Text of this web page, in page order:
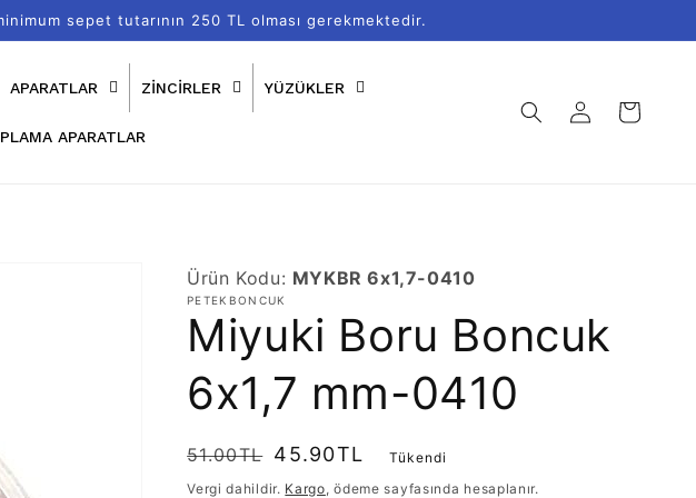
sepet tutarının 250 TL olması gerekmektedir.
APARATLAR ZİNCİRLER YÜZÜKLER
APARATLAR
Oturum
Sepet
Ürün Kodu: MYKBR 6x1,7-0410
PETEKBONCUK
Miyuki Boru Boncuk
6x1,7 mm-0410
Normal
fiyat
51.00TL
İndirimli
fiyat
45.90TL
Tükendi
Vergi dahildir. Kargo, ödeme sayfasında hesaplanır.